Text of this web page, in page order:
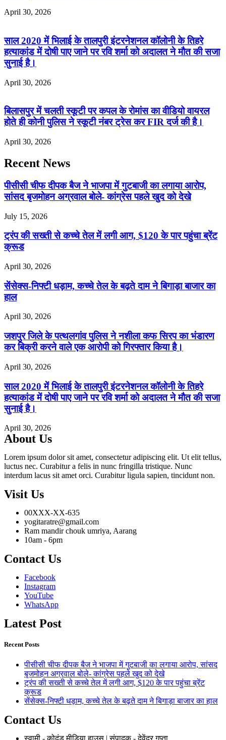
April 30, 2026
साल 2020 में भिलाई के तालपुरी इंटरनेशनल कॉलोनी के तिहरे
हत्याकांड में दोषी पाए जाने पर रवि शर्मा को अदालत ने मौत की सजा
सुनाई है।
April 30, 2026
बिलासपुर में चलती स्कूटी पर कपल के रोमांस का वीडियो वायरल
होते ही कोनी पुलिस ने स्कूटी नंबर ट्रेस कर FIR दर्ज की है।
April 30, 2026
Recent News
पीसीसी चीफ दीपक बैज ने भाजपा में गुटबाजी का लगाया आरोप,
सांसद बृजमोहन अग्रवाल बोले- कांग्रेस पहले खुद को देखे
July 15, 2026
ट्रंप की सख्ती से कच्चे तेल में लगी आग, $120 के पार पहुंचा ब्रेंट
क्रूड
April 30, 2026
सेंसेक्स-निफ्टी धड़ाम, कच्चे तेल के बढ़ते दाम ने बिगाड़ा बाजार का
हाल
April 30, 2026
जशपुर जिले के पत्थलगांव पुलिस ने नशीला कफ सिरप का भंडारण
कर बिक्री करने वाले एक आरोपी को गिरफ्तार किया है।
April 30, 2026
साल 2020 में भिलाई के तालपुरी इंटरनेशनल कॉलोनी के तिहरे
हत्याकांड में दोषी पाए जाने पर रवि शर्मा को अदालत ने मौत की सजा
सुनाई है।
April 30, 2026
About Us
Lorem ipsum dolor sit amet, consectetur adipiscing elit. Ut elit tellus,
luctus nec. Curabitur a felis in nunc fringilla tristique. Nunc
interdum lacus sit amet orci. Curabitur ligula sapien, tincidunt non.
Visit Us
00XXX-XX-635
yogitaratre@gmail.com
Ram mandir chouk umriya, Aarang
10am - 6pm
Contact Us
Facebook
Instagram
YouTube
WhatsApp
Latest Post
Recent Posts
पीसीसी चीफ दीपक बैज ने भाजपा में गुटबाजी का लगाया आरोप, सांसद
बृजमोहन अग्रवाल बोले- कांग्रेस पहले खुद को देखे
ट्रंप की सख्ती से कच्चे तेल में लगी आग, $120 के पार पहुंचा ब्रेंट
क्रूड
सेंसेक्स-निफ्टी धड़ाम, कच्चे तेल के बढ़ते दाम ने बिगाड़ा बाजार का हाल
Contact Us
स्वामी - कोदंड मीडिया हाउस | संपादक - देवेंद्र गुप्ता